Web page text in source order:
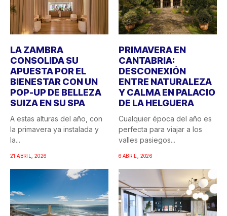
LA ZAMBRA
CONSOLIDA SU
APUESTA POR EL
BIENESTAR CON UN
POP-UP DE BELLEZA
SUIZA EN SU SPA
A estas alturas del año, con
la primavera ya instalada y
la...
21 ABRIL, 2026
PRIMAVERA EN
CANTABRIA:
DESCONEXIÓN
ENTRE NATURALEZA
Y CALMA EN PALACIO
DE LA HELGUERA
Cualquier época del año es
perfecta para viajar a los
valles pasiegos...
6 ABRIL, 2026